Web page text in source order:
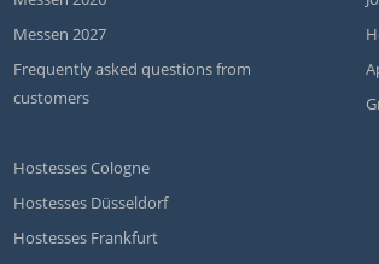
Messen 2027
Frequently asked questions from
customers
Hostesses Cologne
Hostesses Düsseldorf
Hostesses Frankfurt